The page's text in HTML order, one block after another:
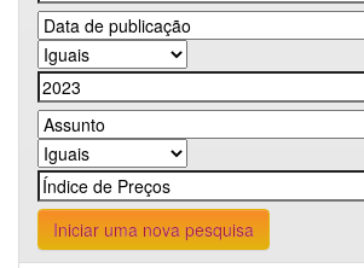
Iniciar uma nova pesquisa